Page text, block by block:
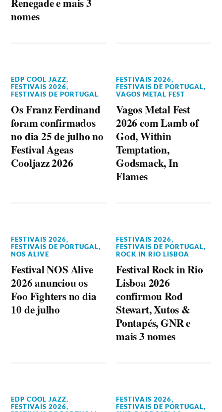
nomes
EDP COOL JAZZ,
FESTIVAIS 2026,
FESTIVAIS DE PORTUGAL
Os Franz Ferdinand
foram confirmados
no dia 25 de julho no
Festival Ageas
Cooljazz 2026
FESTIVAIS 2026,
FESTIVAIS DE PORTUGAL,
VAGOS METAL FEST
Vagos Metal Fest
2026 com Lamb of
God, Within
Temptation,
Godsmack, In
Flames
FESTIVAIS 2026,
FESTIVAIS DE PORTUGAL,
NOS ALIVE
Festival NOS Alive
2026 anunciou os
Foo Fighters no dia
10 de julho
FESTIVAIS 2026,
FESTIVAIS DE PORTUGAL,
ROCK IN RIO LISBOA
Festival Rock in Rio
Lisboa 2026
confirmou Rod
Stewart, Xutos &
Pontapés, GNR e
mais 3 nomes
EDP COOL JAZZ,
FESTIVAIS 2026,
FESTIVAIS 2026,
FESTIVAIS DE PORTUGAL,